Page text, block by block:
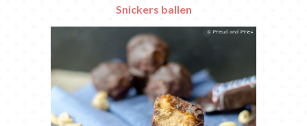
Snickers ballen